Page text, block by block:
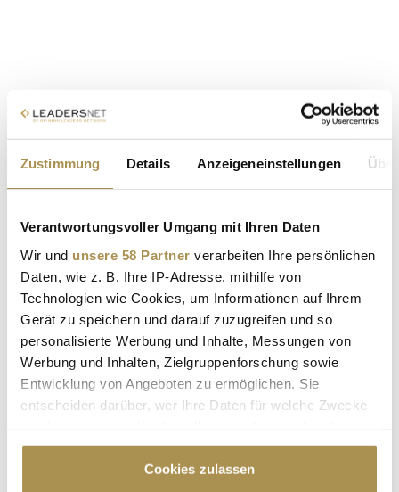
Zustimmung Details Anzeigeneinstellungen
Verantwortungsvoller Umgang mit Ihren Daten
Wir und unsere 58 Partner verarbeiten Ihre persönlichen
Daten, wie z. B. Ihre IP-Adresse, mithilfe von
Technologien wie Cookies, um Informationen auf Ihrem
Gerät zu speichern und darauf zuzugreifen und so
personalisierte Werbung und Inhalte, Messungen von
Werbung und Inhalten, Zielgruppenforschung sowie
Entwicklung von Angeboten zu ermöglichen. Sie
entscheiden darüber, wer Ihre Daten für welche Zwecke
Cookie-Erklärung oder durch Klicken auf das Privacy
Trigger Symbol ändern oder widerrufen
Cookies zulassen